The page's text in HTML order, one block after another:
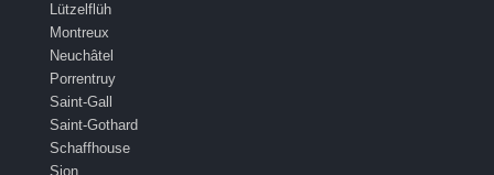
Lützelflüh
Montreux
Neuchâtel
Porrentruy
Saint-Gall
Saint-Gothard
Schaffhouse
Sion